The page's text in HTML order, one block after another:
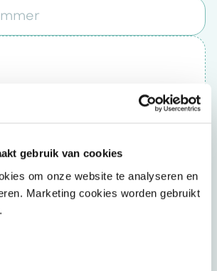
gebruik van cookies
om onze website te analyseren en
Marketing cookies worden gebruikt
te klikken accepteert u